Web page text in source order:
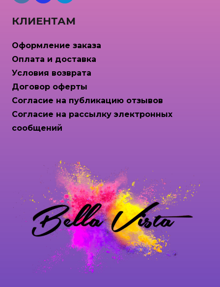
КЛИЕНТАМ
Оформление заказа
Оплата и доставка
Условия возврата
Договор оферты
Согласие на публикацию отзывов
Согласие на рассылку электронных
сообщений